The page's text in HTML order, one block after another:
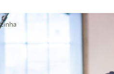
copo à refeição, dizem os